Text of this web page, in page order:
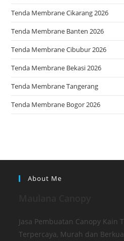
Tenda Membrane Cikarang 2026
Tenda Membrane Banten 2026
Tenda Membrane Cibubur 2026
Tenda Membrane Bekasi 2026
Tenda Membrane Tangerang
Tenda Membrane Bogor 2026
About Me
Jasa Pembuatan Canopy Kain
Terpercaya, Murah dan